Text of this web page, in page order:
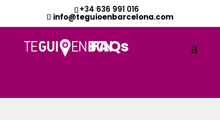
+34 636 991 016
info@teguioenbarcelona.com
FAQs